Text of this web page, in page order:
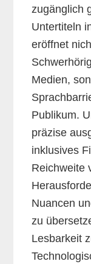
zugänglich
Untertiteln
eröffnet
Medien,
Publikum.
präzise
inklusives
Reichweite
Nuancen
zu
Lesbarkeit